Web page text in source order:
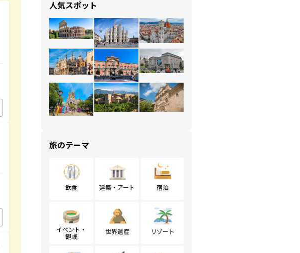
人気スポット
旅のテーマ
飲食 建築・アート 宿泊
イベント・
観戦
世界遺産 リゾート